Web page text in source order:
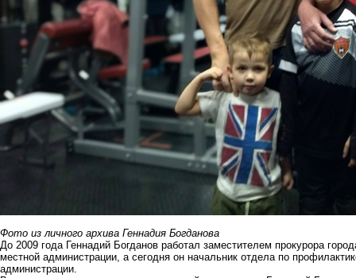
Фото из личного архива Геннадия Богданова
До 2009 года Геннадий Богданов работал заместителем прокурора
местной администрации, а сегодня он начальник отдела по
администрации.